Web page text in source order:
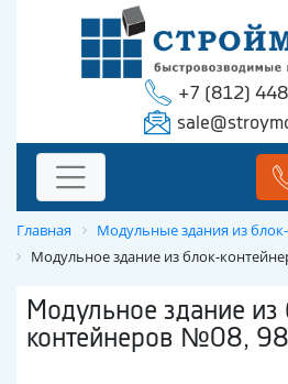
+7 (812)
Главная
Модульные здания из
Модульное здание из блок-
Модульное здание из
контейнеров №08,